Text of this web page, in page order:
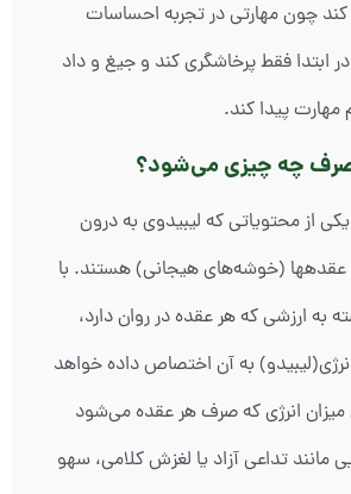
چون مهارتی در تجربه احساسات
ابتدا فقط پرخاشگری کند و جیغ و داد
مهارت پیدا کند.
صرف چه چیزی می‌شود؟
از محتویاتی که لیبیدوی به درون
عقده‏ها (خوشه‌های هیجانی) هستند. با
به ارزشی که هر عقده در روان دارد،
به آن اختصاص داده خواهد
انرژی که صرف هر عقده می‌شود
مانند تداعی آزاد یا لغزش کلامی، سهو